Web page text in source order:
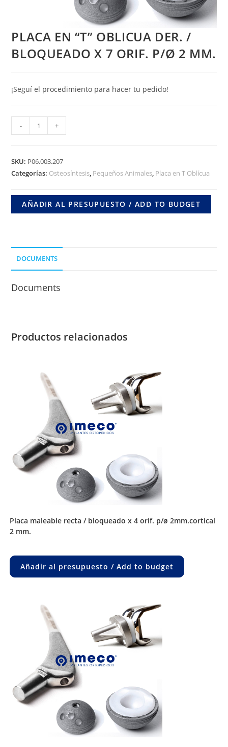
PLACA EN “T” OBLICUA DER. /
BLOQUEADO X 7 ORIF. P/Ø 2 MM.
¡Seguí el procedimiento para hacer tu pedido!
EN
OBLICUA
DER.
BLOQUEADO
X
P/
MM.
- +
SKU: P06.003.207
Categorías: Osteosíntesis, Pequeños Animales, Placa en T Oblícua
AÑADIR AL PRESUPUESTO / ADD TO BUDGET
DOCUMENTS
Documents
Productos relacionados
placa maleable recta / bloqueado x 4 orif. p/ø 2mm.cortical
2 mm.
Añadir al presupuesto / Add to budget